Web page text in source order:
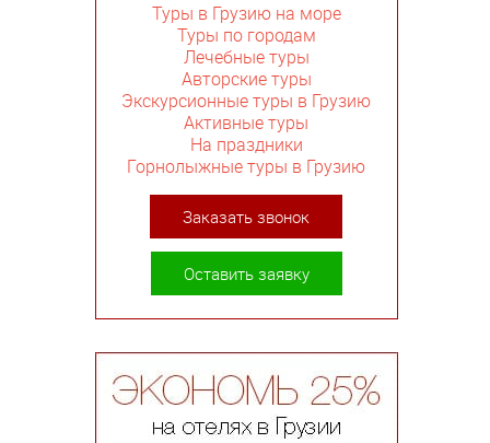
Туры в Грузию на море
Туры по городам
Лечебные туры
Авторские туры
Экскурсионные туры в Грузию
Активные туры
На праздники
Горнолыжные туры в Грузию
Заказать звонок
Оставить заявку